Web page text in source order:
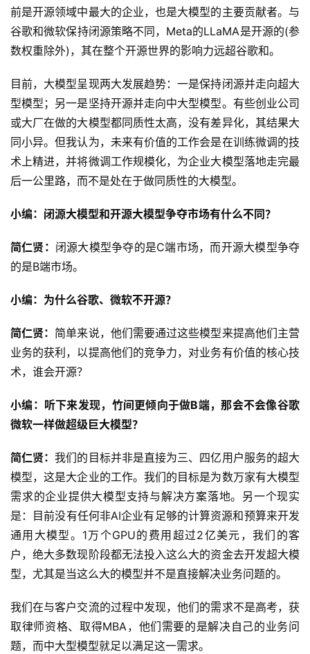
前是开源领域中最大的企业，也是大模型的主要贡献者。与
谷歌和微软保持闭源策略不同，Meta的LLaMA是开源的(参
数权重除外)，其在整个开源世界的影响力远超谷歌和。
目前，大模型呈现两大发展趋势：一是保持闭源并走向超大
型模型；另一是坚持开源并走向中大型模型。有些创业公司
或大厂在做的大模型都同质性太高，没有差异化，其结果大
同小异。但我认为，未来有价值的工作会是在训练微调的技
术上精进，并将微调工作规模化，为企业大模型落地走完最
后一公里路，而不是处在于做同质性的大模型。
小编：闭源大模型和开源大模型争夺市场有什么不同？
简仁贤： 闭源大模型争夺的是C端市场，而开源大模型争夺
的是B端市场。
小编：为什么谷歌、微软不开源？
简仁贤： 简单来说，他们需要通过这些模型来提高他们主营
业务的获利，以提高他们的竞争力，对业务有价值的核心技
术，谁会开源？
小编：听下来发现，竹间更倾向于做B端，那会不会像谷歌
微软一样做超级巨大模型？
简仁贤：我们的目标并非是直接为三、四亿用户服务的超大
模型，这是大企业的工作。我们的目标是为数万家有大模型
需求的企业提供大模型支持与解决方案落地。另一个现实
是：目前没有任何非AI企业有足够的计算资源和预算来开发
通用大模型。1万个GPU的费用超过2亿美元，我们的客
户，绝大多数现阶段都无法投入这么大的资金去开发超大模
型，尤其是当这么大的模型并不是直接解决业务问题的。
我们在与客户交流的过程中发现，他们的需求不是高考，获
取律师资格、取得MBA，他们需要的是解决自己的业务问
题，而中大型模型就足以满足这一需求。